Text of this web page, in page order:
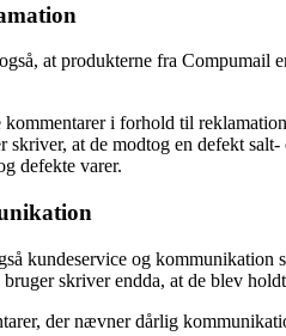
at produkterne fra Compumail
kommentarer i forhold til
skriver, at de modtog en defekt
defekte varer.
kundeservice og kommunikation
skriver endda, at de blev
der nævner dårlig